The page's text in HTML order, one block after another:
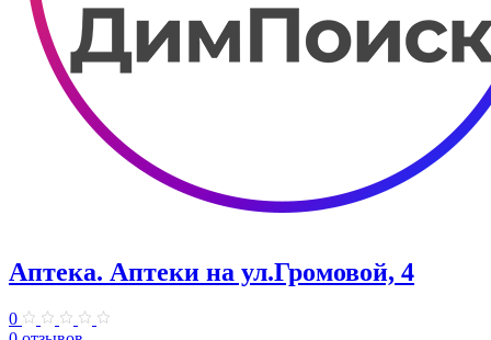
Аптека. Аптеки на ул.Громовой, 4
0